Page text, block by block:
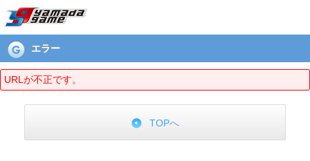
エラーページ
エラー
URLが不正です。
TOPへ